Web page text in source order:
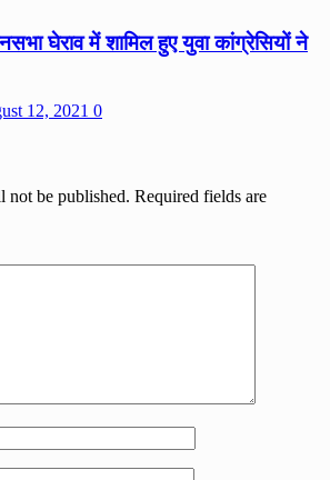
घेराव में शामिल हुए युवा कांग्रेसियों ने
12, 2021 0
not be published. Required fields are